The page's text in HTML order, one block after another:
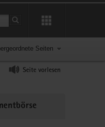
Suchbegriff
Suche starten
Seiten
Seite vorlesen